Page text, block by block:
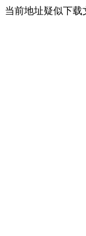
当前地址疑似下